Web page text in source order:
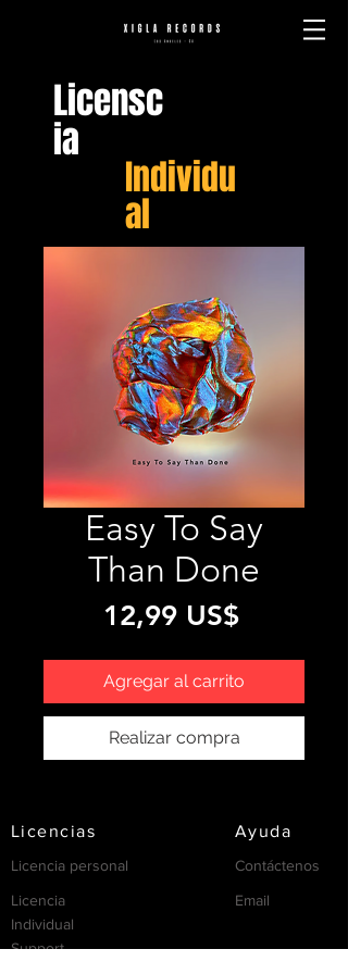
Licensc
ia
Individu
al
Easy To Say
Than Done
12,99 US$Precio
Agregar al carrito
Realizar compra
Licencias Ayuda
Licencia personal
Licencia
Individual
Contáctenos
Email
Support